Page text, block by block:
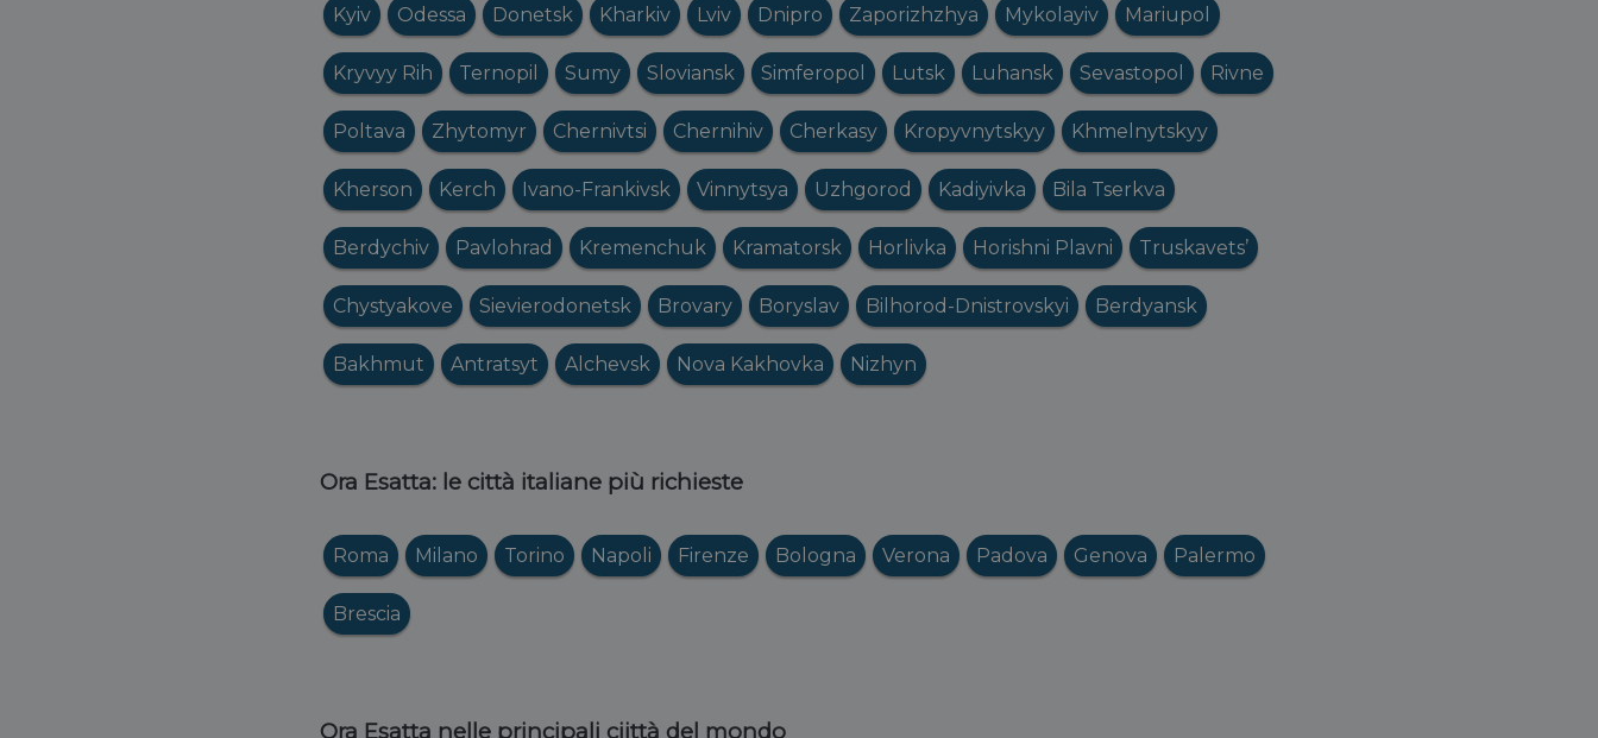
Kyiv Odessa Donetsk Kharkiv Lviv Dnipro Zaporizhzhya Mykolayiv Mariupol
Kryvyy Rih Ternopil Sumy Sloviansk Simferopol Lutsk Luhansk Sevastopol Rivne
Poltava Zhytomyr Chernivtsi Chernihiv Cherkasy Kropyvnytskyy Khmelnytskyy
Kherson Kerch Ivano-Frankivsk Vinnytsya Uzhgorod Kadiyivka Bila Tserkva
Berdychiv Pavlohrad Kremenchuk Kramatorsk Horlivka Horishni Plavni Truskavets’
Chystyakove Sievierodonetsk Brovary Boryslav Bilhorod-Dnistrovskyi Berdyansk
Bakhmut Antratsyt Alchevsk Nova Kakhovka Nizhyn
Ora Esatta: le città italiane più richieste
Roma Milano Torino Napoli Firenze Bologna Verona Padova Genova Palermo
Brescia
Ora Esatta nelle principali ciittà del mondo